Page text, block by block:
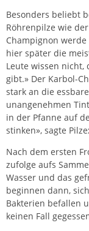
Besonders beliebt
Röhrenpilze wie
Champignon
hier später die
Leute wissen nicht,
gibt.» Der Karbol-
stark an die
unangenehmen
in der Pfanne auf
stinken», sagte
Nach dem ersten
zufolge aufs
Wasser und das
beginnen dann,
Bakterien befallen
keinen Fall